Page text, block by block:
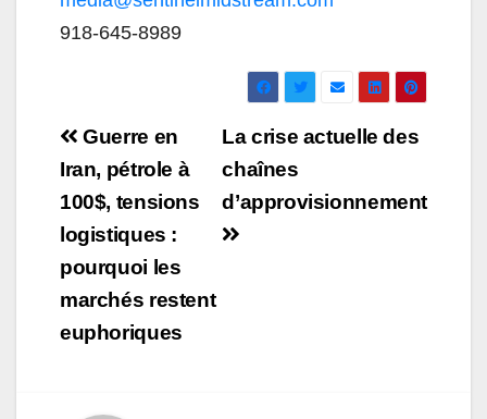
918-645-8989
Navigation
de
l’article
La crise actuelle des
chaînes
d’approvisionnement
Guerre en
Iran, pétrole à
100$, tensions
logistiques :
pourquoi les
marchés restent
euphoriques